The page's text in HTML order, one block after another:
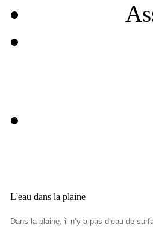
L'eau dans la plaine
Dans la plaine, il n’y a pas d’eau de